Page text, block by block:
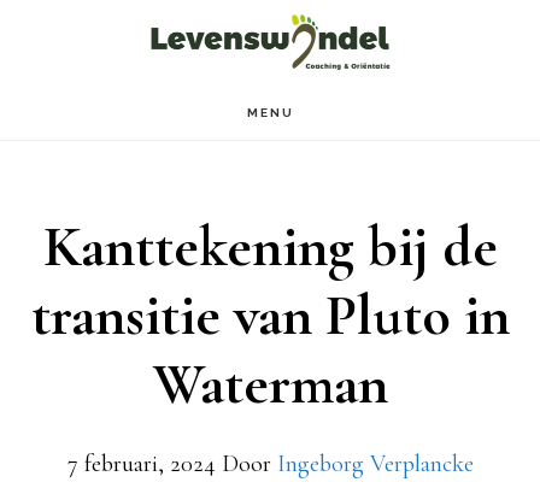
MENU
Kanttekening bij de
transitie van Pluto in
Waterman
7 februari, 2024 Door Ingeborg Verplancke